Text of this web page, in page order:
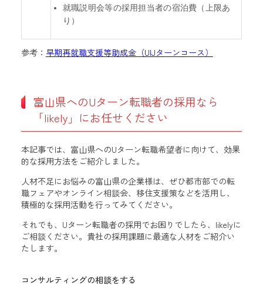
就職説明会等の採用担当者の宿泊費（上限あ
り）
参考： 早期再就職支援等助成金（UIJターンコース）
富山県へのUターン転職者の採用なら
「likely」にお任せください
本記事では、富山県へのUターン転職希望者に向けて、効果
的な採用方法をご紹介しました。
人材不足にお悩みの富山県の企業様は、ぜひ都市部での転
職フェアやオンライン相談会、移住支援策などを活用し、
積極的な採用活動を行ってみてください。
それでも、Uターン転職者の採用でお困りでしたら、likelyに
ご相談ください。貴社の採用課題に最適な人材をご紹介い
たします。
コンサルティングの相談をする